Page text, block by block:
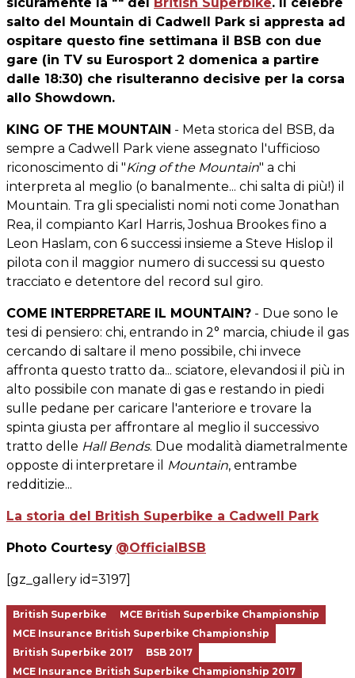
salto del Mountain di Cadwell Park si appresta ad
ospitare questo fine settimana il BSB con due
gare (in TV su Eurosport 2 domenica a partire
dalle 18:30) che risulteranno decisive per la corsa
allo Showdown.
KING OF THE MOUNTAIN - Meta storica del BSB, da
sempre a Cadwell Park viene assegnato l'ufficioso
riconoscimento di "King of the Mountain" a chi
interpreta al meglio (o banalmente... chi salta di più!) il
Mountain. Tra gli specialisti nomi noti come Jonathan
Rea, il compianto Karl Harris, Joshua Brookes fino a
Leon Haslam, con 6 successi insieme a Steve Hislop il
pilota con il maggior numero di successi su questo
tracciato e detentore del record sul giro.
COME INTERPRETARE IL MOUNTAIN? - Due sono le
tesi di pensiero: chi, entrando in 2° marcia, chiude il gas
cercando di saltare il meno possibile, chi invece
affronta questo tratto da... sciatore, elevandosi il più in
alto possibile con manate di gas e restando in piedi
sulle pedane per caricare l'anteriore e trovare la
spinta giusta per affrontare al meglio il successivo
tratto delle Hall Bends. Due modalità diametralmente
opposte di interpretare il
Mountain, entrambe
redditizie...
La storia del British Superbike a Cadwell Park
Photo Courtesy @OfficialBSB
[gz_gallery id=3197]
British Superbike
MCE British Superbike Championship
MCE Insurance British Superbike Championship
British Superbike 2017
BSB 2017
MCE Insurance British Superbike Championship 2017